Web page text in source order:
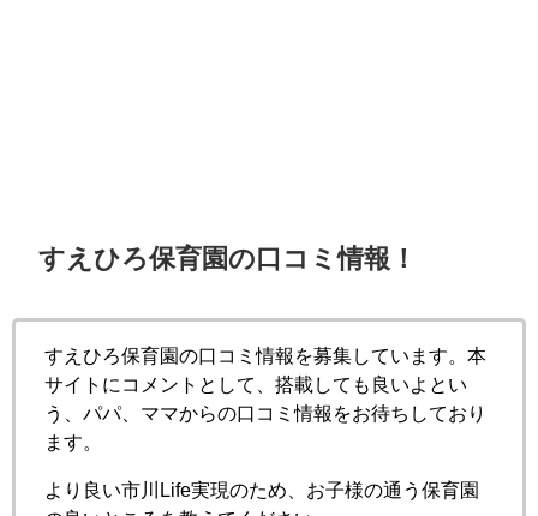
すえひろ保育園の口コミ情報！
すえひろ保育園の口コミ情報を募集しています。本
サイトにコメントとして、搭載しても良いよとい
う、パパ、ママからの口コミ情報をお待ちしており
ます。
より良い市川Life実現のため、お子様の通う保育園